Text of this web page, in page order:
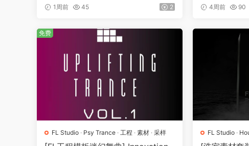
ull Pack [WAV, MiDi]（3.07GB）
1周前 45 2
pd Bass
4周前 90
FL Studio · Psy Trance · 工程 · 素材 · 采样
免费
FL Studio ·
素材·采样 ·